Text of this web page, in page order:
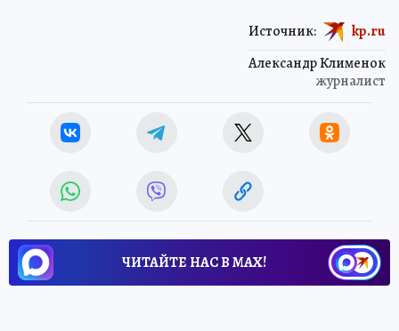
Александр Клименок
журналист
Источник: kp.ru
ЧИТАЙТЕ НАС В МАХ!